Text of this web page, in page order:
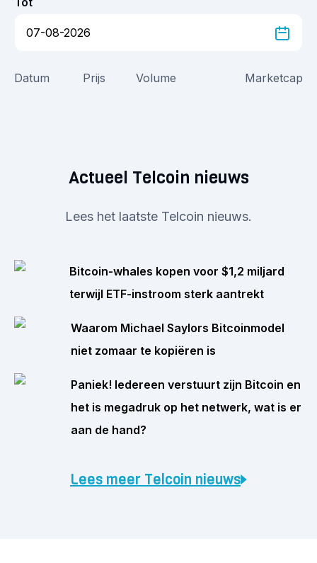
Datum Prijs Volume Marketcap
Actueel Telcoin nieuws
Lees het laatste Telcoin nieuws.
Bitcoin-whales kopen voor $1,2 miljard
terwijl ETF-instroom sterk aantrekt
Waarom Michael Saylors Bitcoinmodel
niet zomaar te kopiëren is
Paniek! Iedereen verstuurt zijn Bitcoin en
het is megadruk op het netwerk, wat is er
aan de hand?
Lees meer Telcoin nieuws